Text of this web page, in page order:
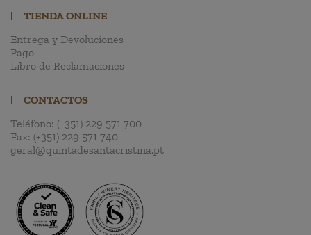
|
TIENDA ONLINE
Entrega y Devoluciones
Pago
Libro de Reclamaciones
|
CONTACTOS
Teléfono: (+351) 229 571 700
Fax: (+351) 229 571 740
geral@quintadesantacristina.pt